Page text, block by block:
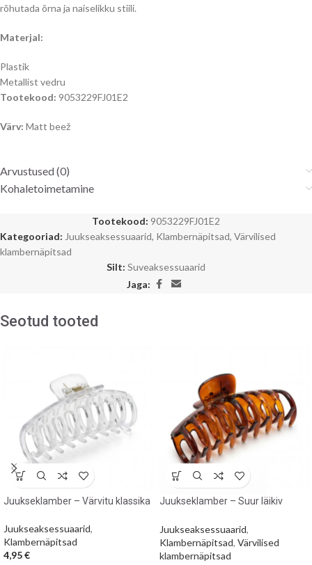
rõhutada õrna ja naiselikku stiili.
Materjal:
Plastik
Metallist vedru
Tootekood: 9053229FJ01E2
Värv: Matt beež
Arvustused (0)
Kohaletoimetamine
Tootekood: 9053229FJ01E2
Kategooriad: Juukseaksessuaarid, Klambernäpitsad, Värvilised
klambernäpitsad
Silt: Suveaksessuaarid
Jaga:
Seotud tooted
Juukseklamber – Värvitu klassika
Juukseaksessuaarid,
Klambernäpitsad
4,95€
Juukseklamber – Suur läikiv
Juukseaksessuaarid,
Klambernäpitsad, Värvilised
klambernäpitsad